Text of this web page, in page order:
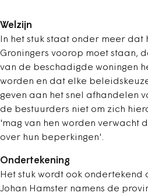
Welzijn
In het stuk staat onder meer dat
Groningers voorop moet staan,
van de beschadigde woningen
worden en dat elke
geven aan het snel afhandelen
de bestuurders niet om zich
'mag van hen worden verwacht
over hun beperkingen'.
Ondertekening
Het stuk wordt ook
Johan Hamster namens de